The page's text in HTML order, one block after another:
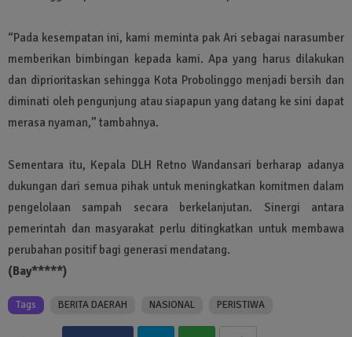
“Pada kesempatan ini, kami meminta pak Ari sebagai narasumber
memberikan bimbingan kepada kami. Apa yang harus dilakukan
dan diprioritaskan sehingga Kota Probolinggo menjadi bersih dan
diminati oleh pengunjung atau siapapun yang datang ke sini dapat
merasa nyaman,” tambahnya.
Sementara itu, Kepala DLH Retno Wandansari berharap adanya
dukungan dari semua pihak untuk meningkatkan komitmen dalam
pengelolaan sampah secara berkelanjutan. Sinergi antara
pemerintah dan masyarakat perlu ditingkatkan untuk membawa
perubahan positif bagi generasi mendatang.
(Bay*****)
Tags BERITA DAERAH NASIONAL PERISTIWA